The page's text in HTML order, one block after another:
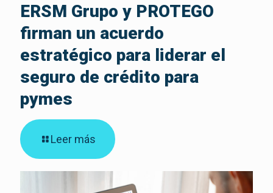
ERSM Grupo y PROTEGO
firman un acuerdo
estratégico para liderar el
seguro de crédito para
pymes
Leer más